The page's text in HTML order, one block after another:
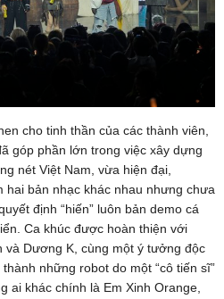
cho tinh thần của các thành viên,
góp phần lớn trong việc xây dựng
nét Việt Nam, vừa hiện đại,
hai bản nhạc khác nhau nhưng chưa
định “hiến” luôn bản demo cá
Ca khúc được hoàn thiện với
và Dương K, cùng một ý tưởng độc
những robot do một “cô tiến sĩ”
ai khác chính là Em Xinh Orange,